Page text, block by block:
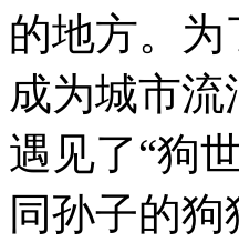
的地方。
成为城市
遇见了“狗
同孙子的